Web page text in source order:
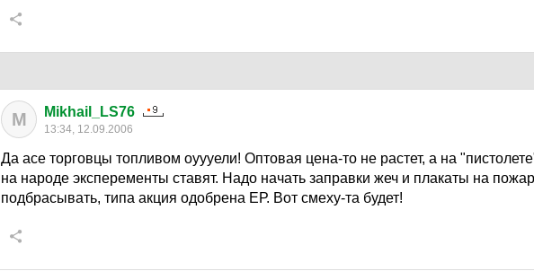
M Mikhail_LS76
13:34, 12.09.2006
Да асе торговцы топливом оуууели! Оптовая цена-то не растет, а на
на народе эксперементы ставят. Надо начать заправки жеч и плакаты на
подбрасывать, типа акция одобрена ЕР. Вот смеху-та будет!